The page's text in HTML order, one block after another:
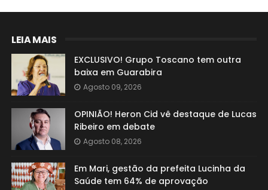
LEIA MAIS
EXCLUSIVO! Grupo Toscano tem outra
baixa em Guarabira
Agosto 09, 2026
OPINIÃO! Heron Cid vê destaque de Lucas
Ribeiro em debate
Agosto 08, 2026
Em Mari, gestão da prefeita Lucinha da
Saúde tem 64% de aprovação